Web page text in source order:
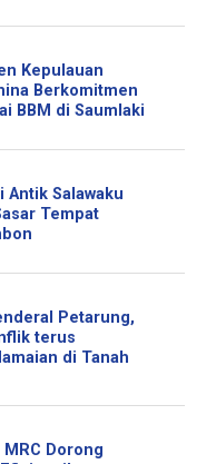
Kepulauan
Berkomitmen
BBM di Saumlaki
Antik Salawaku
Tempat
Petarung,
terus
di Tanah
Dorong